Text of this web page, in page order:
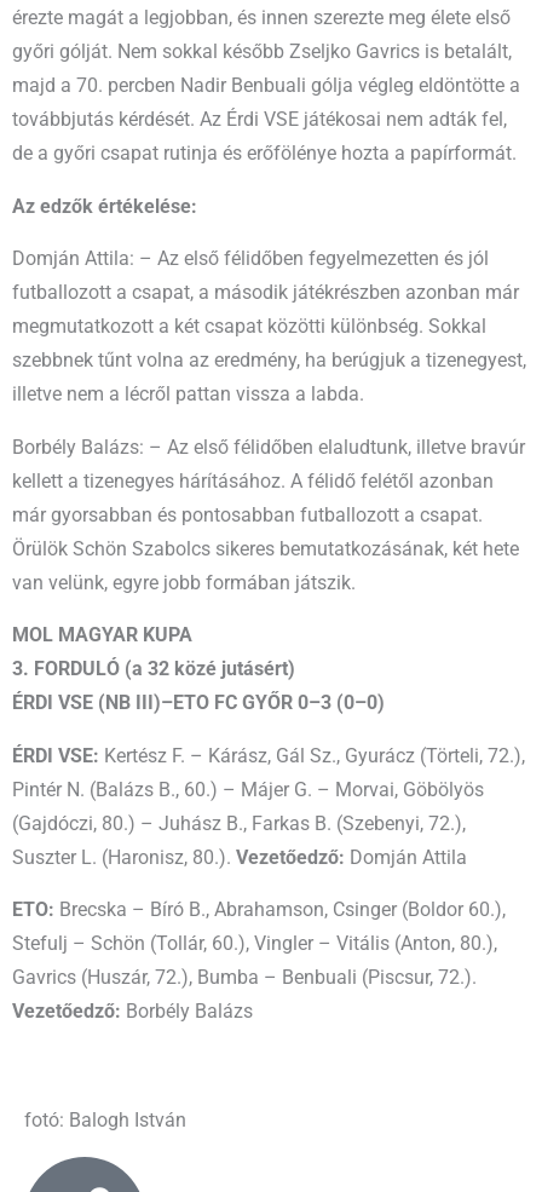
érezte magát a legjobban, és innen szerezte meg élete első
győri gólját. Nem sokkal később Zseljko Gavrics is betalált,
majd a 70. percben Nadir Benbuali gólja végleg eldöntötte a
továbbjutás kérdését. Az Érdi VSE játékosai nem adták fel,
de a győri csapat rutinja és erőfölénye hozta a papírformát.
Az edzők értékelése:
Domján Attila: – Az első félidőben fegyelmezetten és jól
futballozott a csapat, a második játékrészben azonban már
megmutatkozott a két csapat közötti különbség. Sokkal
szebbnek tűnt volna az eredmény, ha berúgjuk a tizenegyest,
illetve nem a lécről pattan vissza a labda.
Borbély Balázs: – Az első félidőben elaludtunk, illetve bravúr
kellett a tizenegyes hárításához. A félidő felétől azonban
már gyorsabban és pontosabban futballozott a csapat.
Örülök Schön Szabolcs sikeres bemutatkozásának, két hete
van velünk, egyre jobb formában játszik.
MOL MAGYAR KUPA
3. FORDULÓ (a 32 közé jutásért)
ÉRDI VSE (NB III)–ETO FC GYŐR 0–3 (0–0)
ÉRDI VSE: Kertész F. – Kárász, Gál Sz., Gyurácz (Törteli, 72.),
Pintér N. (Balázs B., 60.) – Májer G. – Morvai, Göbölyös
(Gajdóczi, 80.) – Juhász B., Farkas B. (Szebenyi, 72.),
Suszter L. (Haronisz, 80.). Vezetőedző: Domján Attila
ETO: Brecska – Bíró B., Abrahamson, Csinger (Boldor 60.),
Stefulj – Schön (Tollár, 60.), Vingler – Vitális (Anton, 80.),
Gavrics (Huszár, 72.), Bumba – Benbuali (Piscsur, 72.).
Vezetőedző: Borbély Balázs
fotó: Balogh István